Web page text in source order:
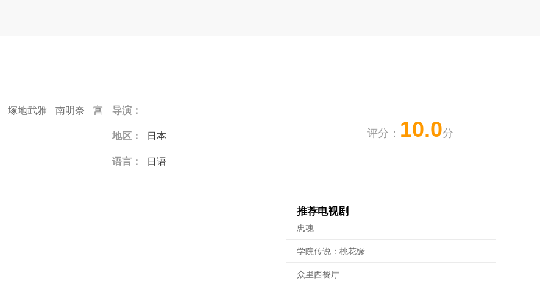
评分： 10.0分
塚地武雅 南明奈
宫
导演：
地区： 日本
语言： 日语
推荐电视剧
忠魂
学院传说：桃花缘
众里西餐厅